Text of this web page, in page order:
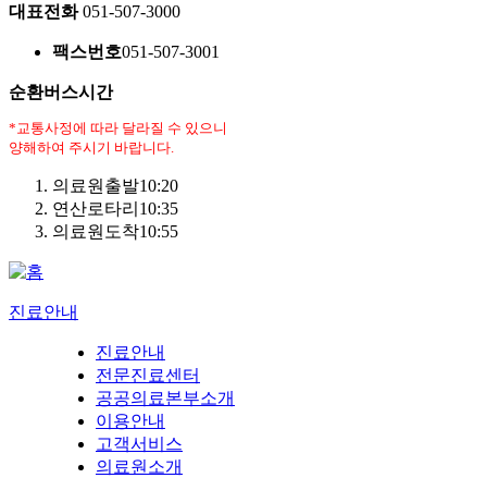
대표전화 051-507-3000
팩스번호051-507-3001
순환버스시간
*교통사정에 따라 달라질 수 있으니
양해하여 주시기 바랍니다.
의료원출발10:20
연산로타리 10:35
의료원도착10:55
진료안내
진료안내
전문진료센터
공공의료본부소개
이용안내
고객서비스
의료원소개